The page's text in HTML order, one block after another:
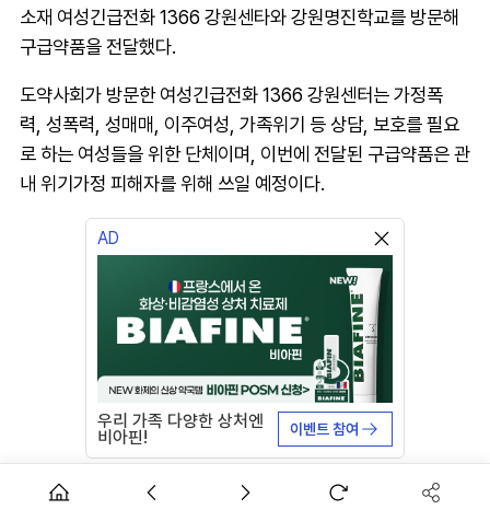
소재 여성긴급전화 1366 강원센타와 강원명진학교를 방문해
구급약품을 전달했다.
도약사회가 방문한 여성긴급전화 1366 강원센터는 가정폭
력, 성폭력, 성매매, 이주여성, 가족위기 등 상담, 보호를 필요
로 하는 여성들을 위한 단체이며, 이번에 전달된 구급약품은 관
내 위기가정 피해자를 위해 쓰일 예정이다.
AD
우리 가족 다양한 상처엔
비아핀! 이벤트 참여